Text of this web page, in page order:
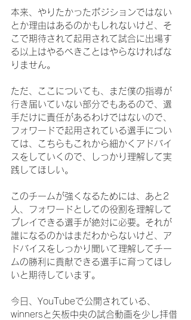
本来、やりたかったポジションではない
とか理由はあるのかもしれないけど、そ
こで期待されて起用されて試合に出場す
る以上はやるべきことはやらなければな
りません。
ただ、ここについても、まだ僕の指導が
行き届いていない部分でもあるので、選
手だけに責任があるわけではないので、
フォワードで起用されている選手につい
ては、こちらもこれから細かくアドバイ
スをしていくので、しっかり理解して実
践してほしい。
このチームが強くなるためには、あと2
人、フォワードとしての役割を理解して
プレイできる選手が絶対に必要。それが
誰になるのかはまだわからないけど、ア
ドバイスをしっかり聞いて理解してチー
ムの勝利に貢献できる選手に育ってほし
いと期待しています。
今日、YouTubeで公開されている、
winnersと矢板中央の試合動画を少し拝借